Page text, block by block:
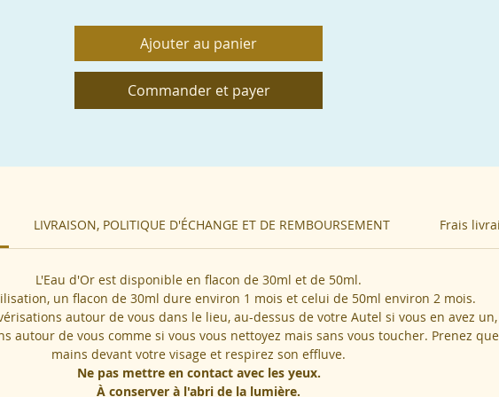
pouvez l'utiliser avant l'ouverture d'un Espace Sacré, un Cercle ou
un Soin par exemple.
Si vous êtes un.e professionnel.le en accompagnement holistique,
traitement médical, un suivi médical, paramédical ou
Ajouter au panier
Commander et payer
LIVRAISON, POLITIQUE D'ÉCHANGE ET DE REMBOURSEMENT Frais
L'Eau d'Or est disponible en flacon de 30ml et de 50ml.
un flacon de 30ml dure environ 1 mois et celui de 50ml environ 2 mois.
autour de vous dans le lieu, au-dessus de votre Autel si vous en avez
autour de vous comme si vous vous nettoyez mais sans vous toucher. Prenez
mains devant votre visage et respirez son effluve.
Ne pas mettre en contact avec les yeux.
À conserver à l'abri de la lumière.